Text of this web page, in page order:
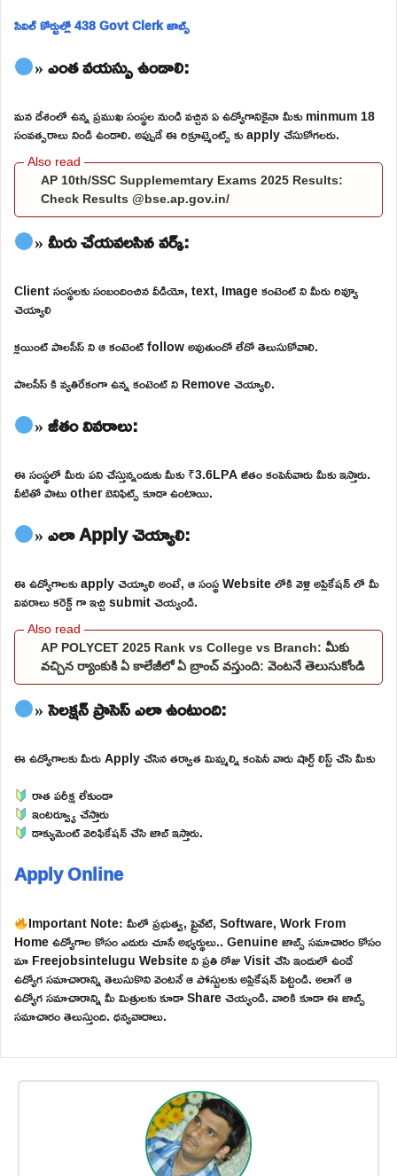
సివిల్ కోర్టుల్లో 438 Govt Clerk జాబ్స్
» ఎంత వయస్సు ఉండాలి:
మన దేశంలో ఉన్న ప్రముఖ సంస్థల నుండి వచ్చిన ఏ ఉద్యోగానికైనా మీకు minmum 18
సంవత్సరాలు నిండి ఉండాలి. అప్పుడే ఈ రిక్రూట్మెంట్స్ కు apply చేసుకోగలరు.
AP 10th/SSC Supplememtary Exams 2025 Results:
Check Results @bse.ap.gov.in/
» మీరు చేయవలసిన వర్క్:
Client సంస్థలకు సంబందించిన వీడియో, text, Image కంటెంట్ ని మీరు రివ్యూ
చెయ్యాలి
క్లయింట్ పాలసీస్ ని ఆ కంటెంట్ follow అవుతుందో లేదో తెలుసుకోవాలి.
పాలసీస్ కి వ్యతిరేకంగా ఉన్న కంటెంట్ ని Remove చెయ్యాలి.
» జీతం వివరాలు:
ఈ సంస్థలో మీరు పని చేస్తున్నందుకు మీకు ₹3.6LPA జీతం కంపెనీవారు మీకు ఇస్తారు.
వీటితో పాటు other బెనిఫిట్స్ కూడా ఉంటాయి.
» ఎలా Apply చెయ్యాలి:
ఈ ఉద్యోగాలకు apply చెయ్యాలి అంటే, ఆ సంస్థ Website లోకి వెళ్లి అప్లికేషన్ లో మీ
వివరాలు కరెక్ట్ గా ఇచ్చి submit చెయ్యండి.
AP POLYCET 2025 Rank vs College vs Branch: మీకు
వచ్చిన ర్యాంకుకి ఏ కాలేజీలో ఏ బ్రాంచ్ వస్తుంది: వెంటనే తెలుసుకోండి
» సెలక్షన్ ప్రాసెస్ ఎలా ఉంటుంది:
ఈ ఉద్యోగాలకు మీరు Apply చేసిన తర్వాత మిమ్మల్ని కంపెనీ వారు షార్ట్ లిస్ట్ చేసి మీకు
రాత పరీక్ష లేకుండా
ఇంటర్వ్యూ చేస్తారు
డాక్యుమెంట్ వెరిఫికేషన్ చేసి జాబ్ ఇస్తారు.
Apply Online
Important Note: మీలో ప్రభుత్వ, ప్రైవేట్, Software, Work From
Home ఉద్యోగాల కోసం ఎదురు చూసే అభ్యర్థులు.. Genuine జాబ్స్ సమాచారం కోసం
మా Freejobsintelugu Website ని ప్రతి రోజు Visit చేసి ఇందులో ఉండే
ఉద్యోగ సమాచారాన్ని తెలుసుకొని వెంటనే ఆ పోస్టులకు అప్లికేషన్ పెట్టండి. అలాగే ఆ
ఉద్యోగ సమాచారాన్ని మీ మిత్రులకు కూడా Share చెయ్యండి. వారికి కూడా ఈ జాబ్స్
సమాచారం తెలుస్తుంది. ధన్యవాదాలు.